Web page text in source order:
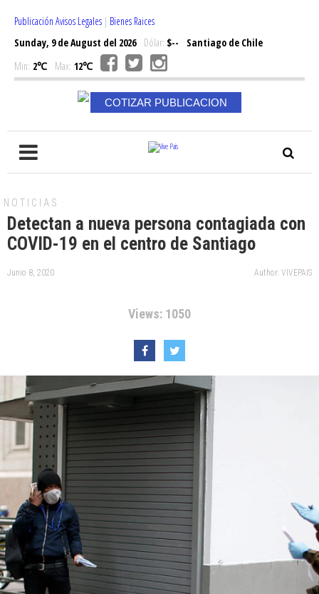
Publicación Avisos Legales | Bienes Raices
Sunday, 9 de August del 2026Dólar: $--
Santiago de Chile
Min: 2℃ Max: 12℃
COTIZAR PUBLICACION
NOTICIAS
Detectan a nueva persona contagiada con
COVID-19 en el centro de Santiago
Junio 8, 2020 Author: VIVEPAIS
Views: 1050